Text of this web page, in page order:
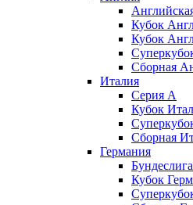
Кубок
Кубок
Сборная
Италия
Серия А
Кубок
Сборная
Германия
Бундеслига
Кубок